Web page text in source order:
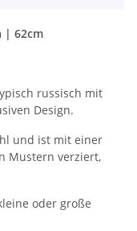
| 62cm
russisch mit
Design.
und ist mit einer
Mustern verziert,
oder große